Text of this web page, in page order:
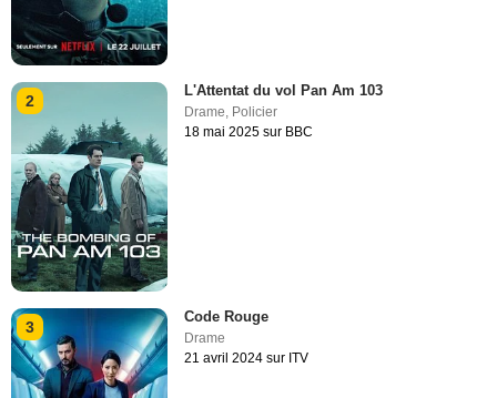
2
L'Attentat du vol Pan Am 103
Drame, Policier
18 mai 2025 sur BBC
3
Code Rouge
Drame
21 avril 2024 sur ITV